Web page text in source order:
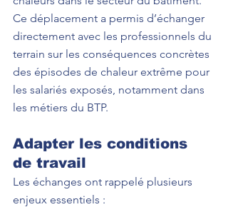
Ce déplacement a permis d’échanger
directement avec les professionnels du
terrain sur les conséquences concrètes
des épisodes de chaleur extrême pour
les salariés exposés, notamment dans
les métiers du BTP.
Adapter les conditions
de travail
Les échanges ont rappelé plusieurs
enjeux essentiels :